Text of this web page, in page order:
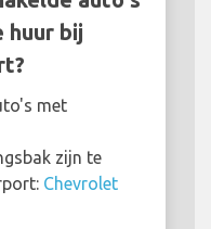
huur bij
met
zijn te
Chevrolet